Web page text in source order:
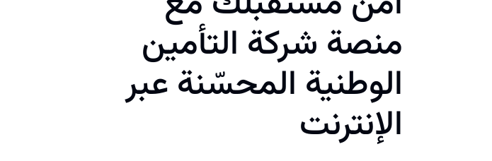
منصة شركة التأمين
الوطنية المحسّنة عبر
الإنترنت